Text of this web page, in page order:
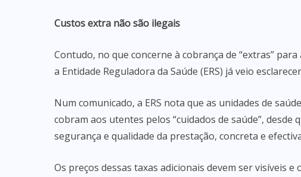
Custos extra não são ilegais
Contudo, no que concerne à cobrança de “extras”
a Entidade Reguladora da Saúde (ERS) já veio
Num comunicado, a ERS nota que as unidades de
cobram aos utentes pelos “cuidados de saúde”,
segurança e qualidade da prestação, concreta e
Os preços dessas taxas adicionais devem ser visíveis